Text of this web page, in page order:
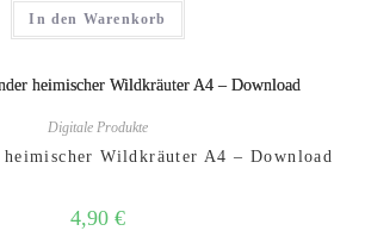
In den Warenkorb
Digitale Produkte
heimischer Wildkräuter A4 – Download
4,90 €